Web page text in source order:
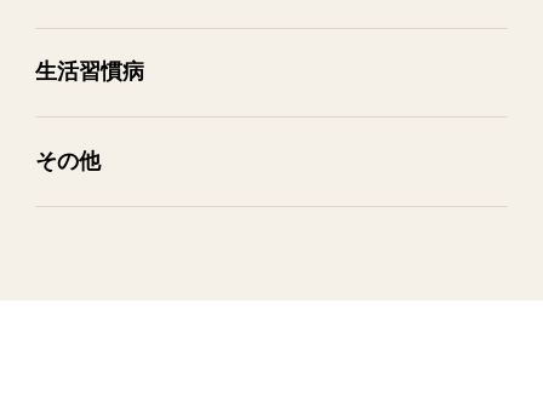
生活習慣病
その​他